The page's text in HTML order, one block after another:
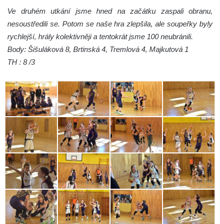
Ve druhém utkání jsme hned na začátku zaspali obranu,
nesoustředili se. Potom se naše hra zlepšila, ale soupeřky byly
rychlejší, hrály kolektivněji a tentokrát jsme 100 neubránili.
Body: Šišuláková 8, Brtinská 4, Tremlová 4, Majkutová 1
TH : 8 /3